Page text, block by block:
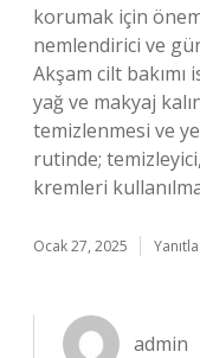
korumak için
nemlendirici ve
Akşam cilt
yağ ve makyaj
temizlenmesi ve
rutinde;
kremleri
Ocak 27, 2025 Yanıtla
admin